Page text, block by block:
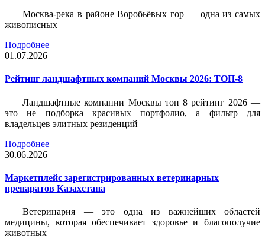
Москва-река в районе Воробьёвых гор — одна из самых
живописных
Подробнее
01.07.2026
Рейтинг ландшафтных компаний Москвы 2026: ТОП-8
Ландшафтные компании Москвы топ 8 рейтинг 2026 —
это не подборка красивых портфолио, а фильтр для
владельцев элитных резиденций
Подробнее
30.06.2026
Маркетплейс зарегистрированных ветеринарных
препаратов Казахстана
Ветеринария — это одна из важнейших областей
медицины, которая обеспечивает здоровье и благополучие
животных